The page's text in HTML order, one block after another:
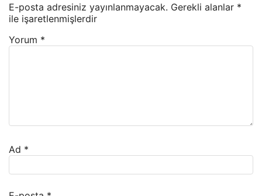
E-posta adresiniz yayınlanmayacak. Gerekli alanlar *
ile işaretlenmişlerdir
Yorum *
Ad *